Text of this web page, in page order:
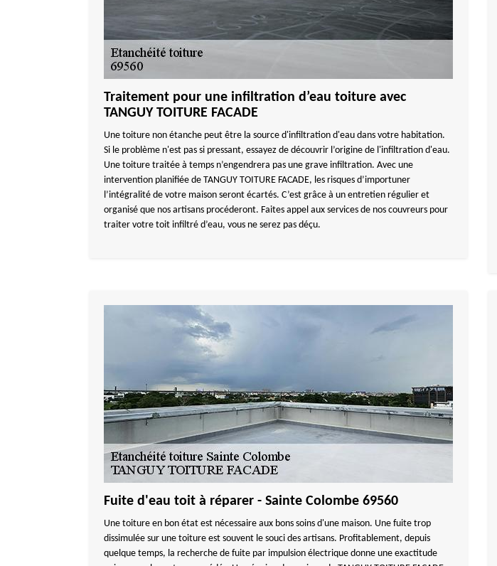
Traitement pour une infiltration d’eau toiture avec
TANGUY TOITURE FACADE
Une toiture non étanche peut être la source d'infiltration d'eau dans votre habitation.
Si le problème n'est pas si pressant, essayez de découvrir l’origine de l'infiltration d'eau.
Une toiture traitée à temps n’engendrera pas une grave infiltration. Avec une
intervention planifiée de TANGUY TOITURE FACADE, les risques d’importuner
l’intégralité de votre maison seront écartés. C’est grâce à un entretien régulier et
organisé que nos artisans procéderont. Faites appel aux services de nos couvreurs pour
traiter votre toit infiltré d’eau, vous ne serez pas déçu.
Fuite d'eau toit à réparer - Sainte Colombe 69560
Une toiture en bon état est nécessaire aux bons soins d'une maison. Une fuite trop
dissimulée sur une toiture est souvent le souci des artisans. Profitablement, depuis
quelque temps, la recherche de fuite par impulsion électrique donne une exactitude